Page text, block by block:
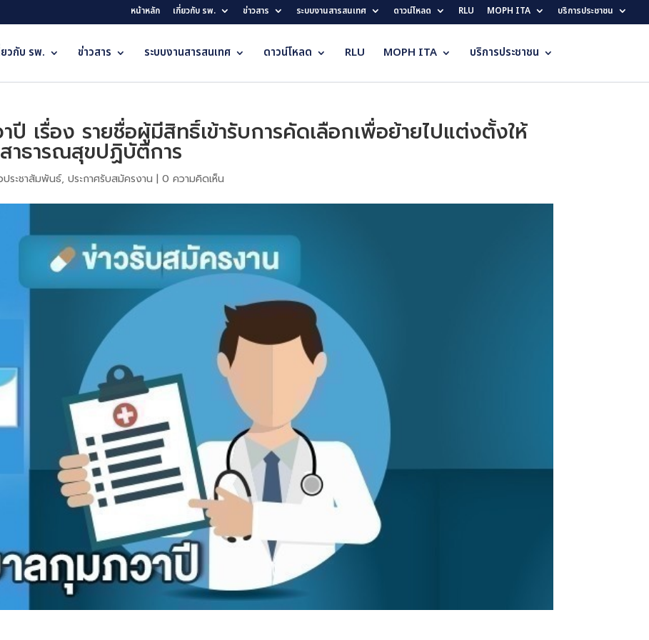
หน้าหลัก เกี่ยวกับ รพ. ข่าวสาร ระบบงานสารสนเทศ ดาวน์โหลด RLU MOPH ITA บริการประชาชน
ยวกับ รพ. ข่าวสาร ระบบงานสารสนเทศ ดาวน์โหลด RLU MOPH ITA บริการประชาชน
ปี เรื่อง รายชื่อผู้มีสิทธิ์เข้ารับการคัดเลือกเพื่อย้ายไปแต่งตั้งให้
าธารณสุขปฏิบัติการ
ประชาสัมพันธ์,ประกาศรับสมัครงาน |0 ความคิดเห็น